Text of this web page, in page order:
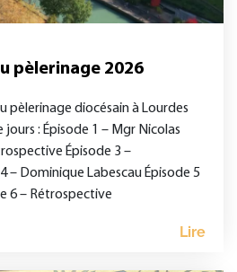
pèlerinage 2026
pèlerinage diocésain à Lourdes
: Épisode 1 – Mgr Nicolas
Épisode 3 –
– Dominique Labescau Épisode 5
6 – Rétrospective
Lire